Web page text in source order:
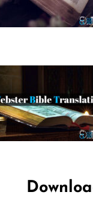
October